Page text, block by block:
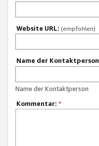
Website URL: (empfohlen)
Name der Kontaktperson
Name der Kontaktperson
Kommentar: *